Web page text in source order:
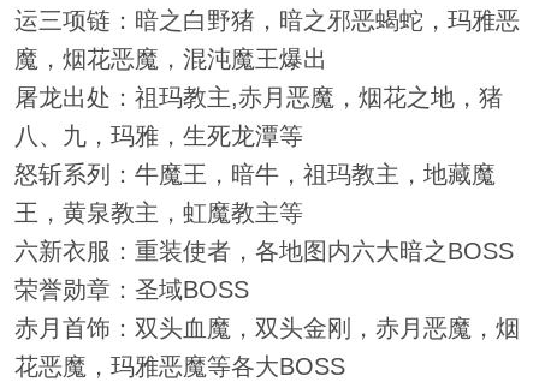
运三项链：暗之白野猪，暗之邪恶蝎蛇，玛雅恶
魔，烟花恶魔，混沌魔王爆出
屠龙出处：祖玛教主,赤月恶魔，烟花之地，猪
八、九，玛雅，生死龙潭等
怒斩系列：牛魔王，暗牛，祖玛教主，地藏魔
王，黄泉教主，虹魔教主等
六新衣服：重装使者，各地图内六大暗之BOSS
荣誉勋章：圣域BOSS
赤月首饰：双头血魔，双头金刚，赤月恶魔，烟
花恶魔，玛雅恶魔等各大BOSS